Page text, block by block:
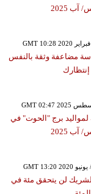
2025
مضاعفة وثقة بالنفس
لمواليد برج "الحوت" في
2025
لن يتحقق مئة في